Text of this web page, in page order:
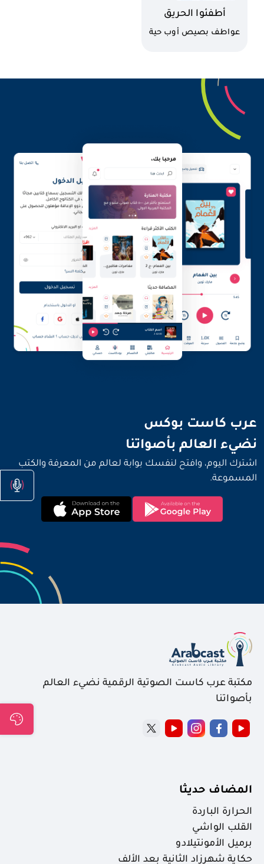
اسم الكتاب
أطفئوا الحريق
كاتب
عواطف بصيص أوب حية
عرب كاست بوكس
نضيء العالم بأصواتنا
اشترك اليوم، وافتح لنفسك بوابة لعالم من المعرفة والكتب
المسموعة.
مكتبة عرب كاست الصوتية الرقمية نضيء العالم
بأصواتنا
المضاف حديثا
الحرارة الباردة
القلب الواشي
برميل الأمونتيلادو
حكاية شهرزاد الثانية بعد الألف